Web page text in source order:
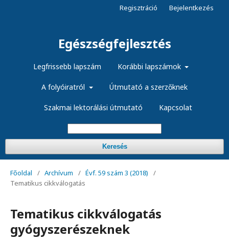
Egészségfejlesztés
Legfrissebb lapszám Korábbi lapszámok
A folyóiratról Útmutató a szerzőknek
Szakmai lektorálási útmutató Kapcsolat
Keresés
Regisztráció Bejelentkezés
Főoldal / Archívum / Évf. 59 szám 3 (2018)
/
Tematikus cikkválogatás
Tematikus cikkválogatás
gyógyszerészeknek